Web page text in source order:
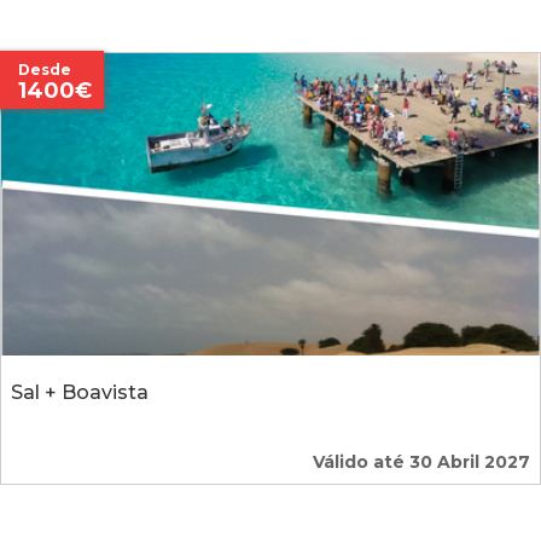
Sal + Boavista
Desde
1400€
Válido até 30 Abril 2027